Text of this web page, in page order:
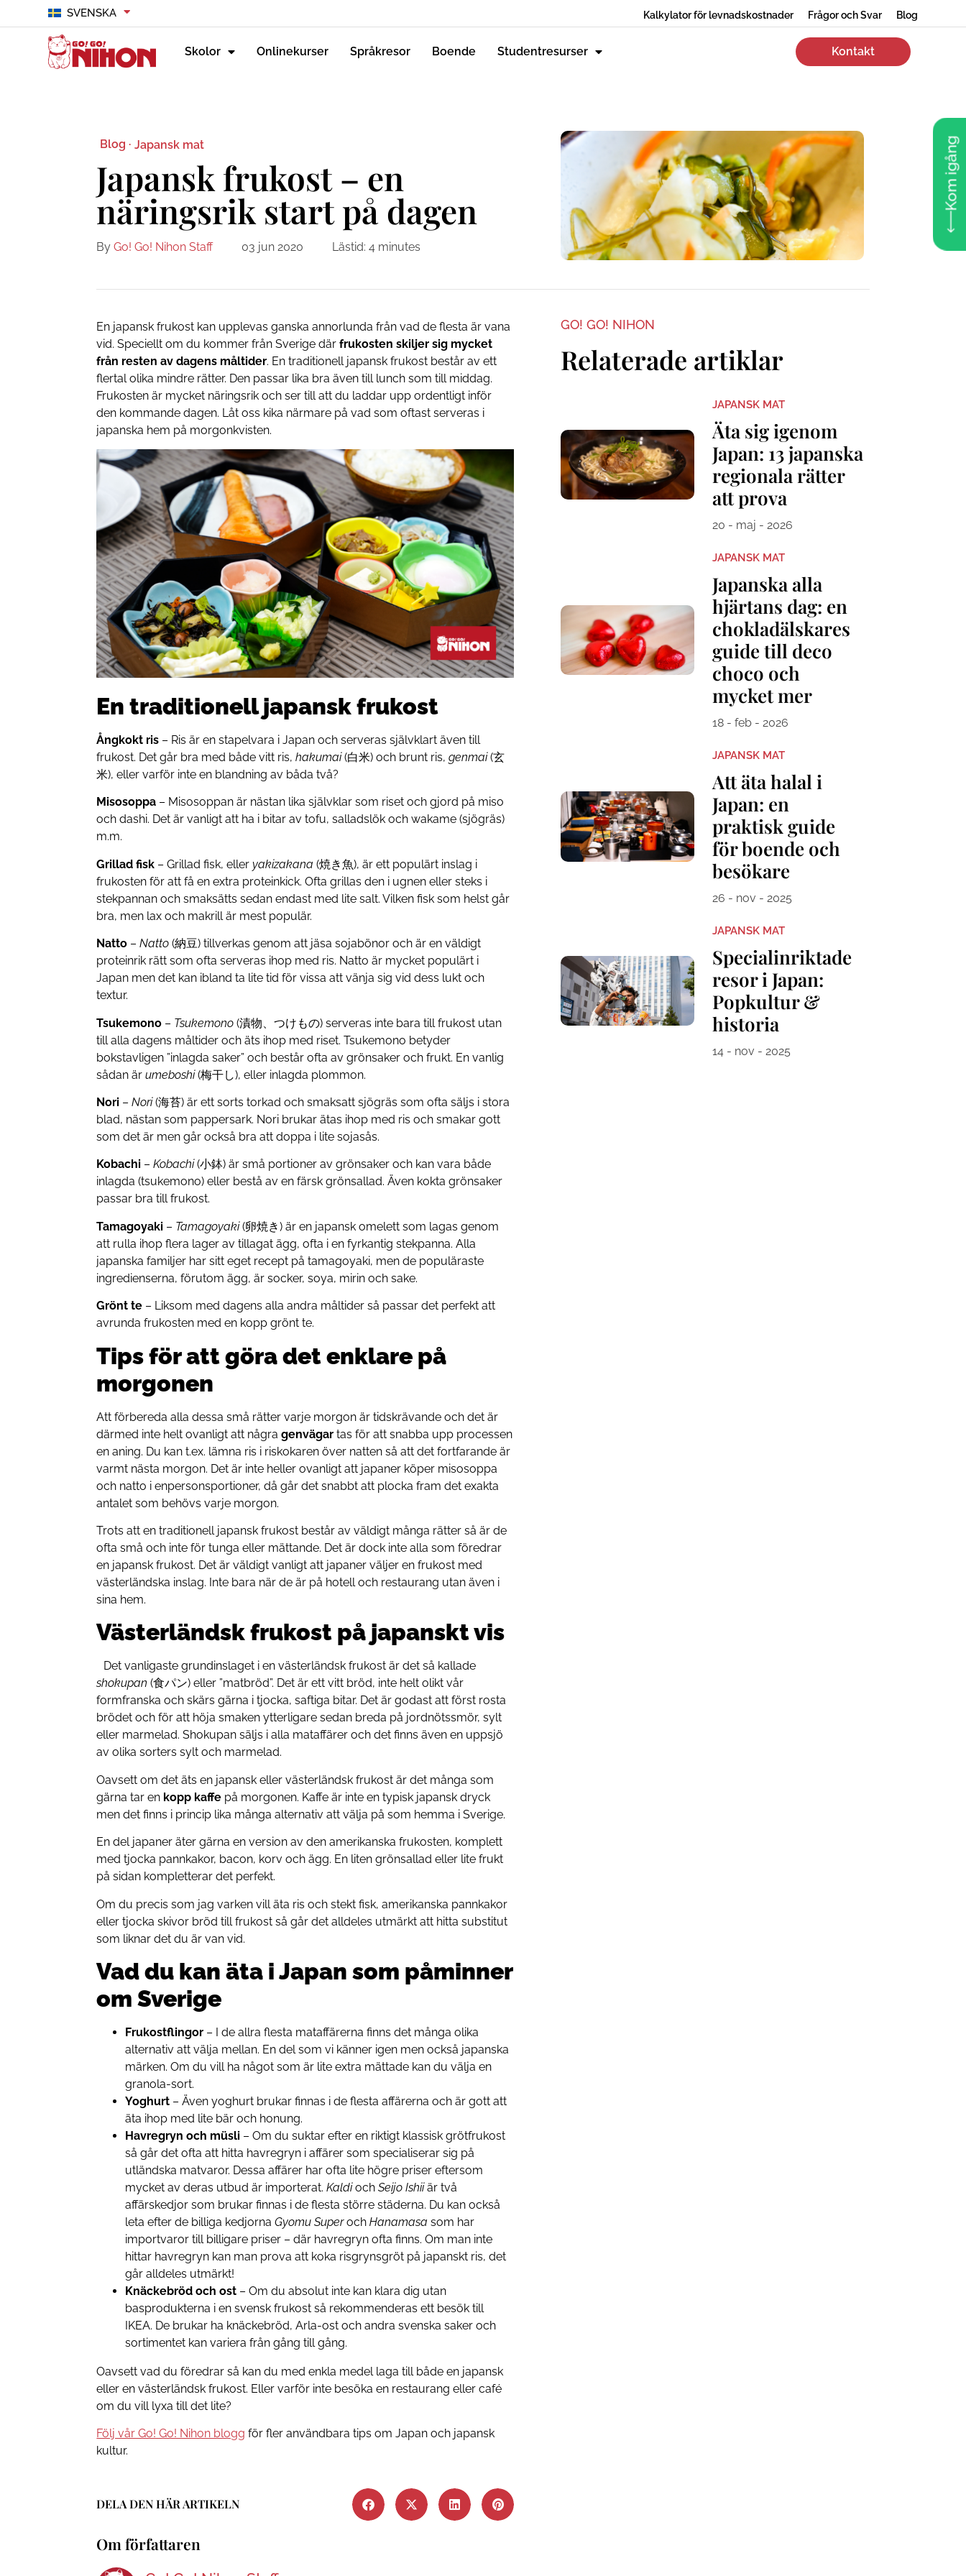
SVENSKA Kalkylator för levnadskostnader Frågor och Svar Blog
Skolor Onlinekurser Språkresor Boende Studentresurser Kontakt
Kom igång
Blog · Japansk mat
Japansk frukost – en
näringsrik start på dagen
By Go! Go! Nihon Staff 03 jun 2020 Lästid: 4 minutes
En japansk frukost kan upplevas ganska annorlunda från vad de flesta är vana
vid. Speciellt om du kommer från Sverige där frukosten skiljer sig mycket
från resten av dagens måltider. En traditionell japansk frukost består av ett
flertal olika mindre rätter. Den passar lika bra även till lunch som till middag.
Frukosten är mycket näringsrik och ser till att du laddar upp ordentligt inför
den kommande dagen. Låt oss kika närmare på vad som oftast serveras i
japanska hem på morgonkvisten.
En traditionell japansk frukost
Ångkokt ris – Ris är en stapelvara i Japan och serveras självklart även till
frukost. Det går bra med både vitt ris,hakumai(白米) och brunt ris,genmai(玄
米), eller varför inte en blandning av båda två?
Misosoppa – Misosoppan är nästan lika självklar som riset och gjord på miso
och dashi. Det är vanligt att ha i bitar av tofu, salladslök och wakame (sjögräs)
m.m.
Grillad fisk – Grillad fisk, eller yakizakana (焼き魚), är ett populärt inslag i
frukosten för att få en extra proteinkick. Ofta grillas den i ugnen eller steks i
stekpannan och smaksätts sedan endast med lite salt. Vilken fisk som helst går
bra, men lax och makrill är mest populär.
Natto –Natto (納豆) tillverkas genom att jäsa sojabönor och är en väldigt
proteinrik rätt som ofta serveras ihop med ris. Natto är mycket populärt i
Japan men det kan ibland ta lite tid för vissa att vänja sig vid dess lukt och
textur.
Tsukemono – Tsukemono (漬物、つけもの) serveras inte bara till frukost utan
till alla dagens måltider och äts ihop med riset. Tsukemono betyder
bokstavligen ”inlagda saker” och består ofta av grönsaker och frukt. En vanlig
sådan ärumeboshi(梅干し), eller inlagda plommon.
Nori –Nori(海苔) är ett sorts torkad och smaksatt sjögräs som ofta säljs i stora
blad, nästan som pappersark. Nori brukar ätas ihop med ris och smakar gott
som det är men går också bra att doppa i lite sojasås.
Kobachi –Kobachi(小鉢) är små portioner av grönsaker och kan vara både
inlagda (tsukemono) eller bestå av en färsk grönsallad. Även kokta grönsaker
passar bra till frukost.
Tamagoyaki – Tamagoyaki(卵焼き) är en japansk omelett som lagas genom
att rulla ihop flera lager av tillagat ägg, ofta i en fyrkantig stekpanna. Alla
japanska familjer har sitt eget recept på tamagoyaki, men de populäraste
ingredienserna, förutom ägg, är socker, soya, mirin och sake.
Grönt te – Liksom med dagens alla andra måltider så passar det perfekt att
avrunda frukosten med en kopp grönt te.
Tips för att göra det enklare på
morgonen
Att förbereda alla dessa små rätter varje morgon är tidskrävande och det är
därmed inte helt ovanligt att någragenvägar tas för att snabba upp processen
en aning. Du kan t.ex. lämna ris i riskokaren över natten så att det fortfarande är
varmt nästa morgon. Det är inte heller ovanligt att japaner köper misosoppa
och natto i enpersonsportioner, då går det snabbt att plocka fram det exakta
antalet som behövs varje morgon.
Trots att en traditionell japansk frukost består av väldigt många rätter så är de
ofta små och inte för tunga eller mättande. Det är dock inte alla som föredrar
en japansk frukost. Det är väldigt vanligt att japaner väljer en frukost med
västerländska inslag. Inte bara när de är på hotell och restaurang utan även i
sina hem.
Västerländsk frukost på japanskt vis
Det vanligaste grundinslaget i en västerländsk frukost är det så kallade
shokupan (食パン) eller ”matbröd”. Det är ett vitt bröd, inte helt olikt vår
formfranska och skärs gärna i tjocka, saftiga bitar. Det är godast att först rosta
brödet och för att höja smaken ytterligare sedan breda på jordnötssmör, sylt
eller marmelad. Shokupan säljs i alla mataffärer och det finns även en uppsjö
av olika sorters sylt och marmelad.
Oavsett om det äts en japansk eller västerländsk frukost är det många som
gärna tar en kopp kaffe på morgonen. Kaffe är inte en typisk japansk dryck
men det finns i princip lika många alternativ att välja på som hemma i Sverige.
En del japaner äter gärna en version av den amerikanska frukosten, komplett
med tjocka pannkakor, bacon, korv och ägg. En liten grönsallad eller lite frukt
på sidan kompletterar det perfekt.
Om du precis som jag varken vill äta ris och stekt fisk, amerikanska pannkakor
eller tjocka skivor bröd till frukost så går det alldeles utmärkt att hitta substitut
som liknar det du är van vid.
Vad du kan äta i Japan som påminner
om Sverige
Frukostflingor – I de allra flesta mataffärerna finns det många olika
alternativ att välja mellan. En del som vi känner igen men också japanska
märken. Om du vill ha något som är lite extra mättade kan du välja en
granola-sort.
Yoghurt – Även yoghurt brukar finnas i de flesta affärerna och är gott att
äta ihop med lite bär och honung.
Havregryn och müsli – Om du suktar efter en riktigt klassisk grötfrukost
så går det ofta att hitta havregryn i affärer som specialiserar sig på
utländska matvaror. Dessa affärer har ofta lite högre priser eftersom
mycket av deras utbud är importerat.KaldiochSeijo Ishiiär två
affärskedjor som brukar finnas i de flesta större städerna. Du kan också
leta efter de billiga kedjornaGyomu SuperochHanamasa som har
importvaror till billigare priser – där havregryn ofta finns. Om man inte
hittar havregryn kan man prova att koka risgrynsgröt på japanskt ris, det
går alldeles utmärkt!
Knäckebröd och ost – Om du absolut inte kan klara dig utan
basprodukterna i en svensk frukost så rekommenderas ett besök till
IKEA. De brukar ha knäckebröd, Arla-ost och andra svenska saker och
sortimentet kan variera från gång till gång.
Oavsett vad du föredrar så kan du med enkla medel laga till både en japansk
eller en västerländsk frukost. Eller varför inte besöka en restaurang eller café
om du vill lyxa till det lite?
Följ vår Go! Go! Nihon blogg för fler användbara tips om Japan och japansk
kultur.
DELA DEN HÄR ARTIKELN
Om författaren
GO! GO! NIHON
Relaterade artiklar
JAPANSK MAT
Äta sig igenom
Japan: 13 japanska
regionala rätter
att prova
20 - maj - 2026
JAPANSK MAT
Japanska alla
hjärtans dag: en
chokladälskares
guide till deco
choco och
mycket mer
18 - feb - 2026
JAPANSK MAT
Att äta halal i
Japan: en
praktisk guide
för boende och
besökare
26 - nov - 2025
JAPANSK MAT
Specialinriktade
resor i Japan:
Popkultur &
historia
14 - nov - 2025